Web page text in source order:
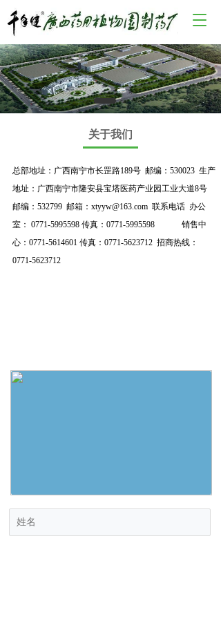
T
g
g
l
e
n
a
a
t
i
o
n
关于我们
总部地址：广西南宁市长罡路189号  邮编：530023  生产
地址：广西南宁市隆安县宝塔医药产业园工业大道8号
邮编：532799  邮箱：xtyyw@163.com  联系电话  办公
室： 0771-5995598 传真： 0771-5995598
             销售中
心： 0771-5614601 传真： 0771-5623712
0771-5623712